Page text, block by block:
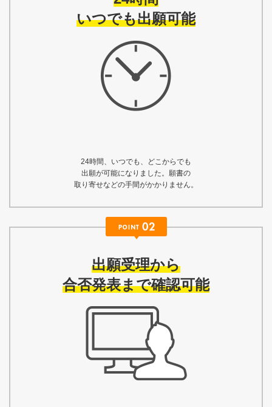
いつでも出願可能
24時間、いつでも、どこからでも
出願が可能になりました。願書の
取り寄せなどの手間がかかりません。
出願受理から
合否発表まで確認可能